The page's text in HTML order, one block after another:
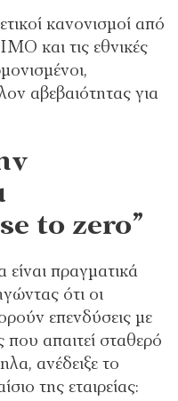
κανονισμοί από
και τις εθνικές
αβεβαιότητας για
to zero”
πραγματικά
ότι οι
επενδύσεις με
που απαιτεί σταθερό
ανέδειξε το
της εταιρείας: